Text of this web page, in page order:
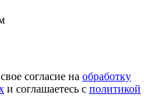
согласие на обработку
и соглашаетесь с политикой